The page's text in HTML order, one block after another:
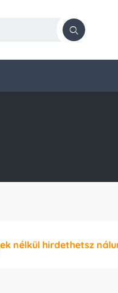
nélkül hirdethetsz